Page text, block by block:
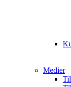
Medier